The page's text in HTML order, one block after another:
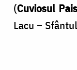
(Cuviosul
Lacu –